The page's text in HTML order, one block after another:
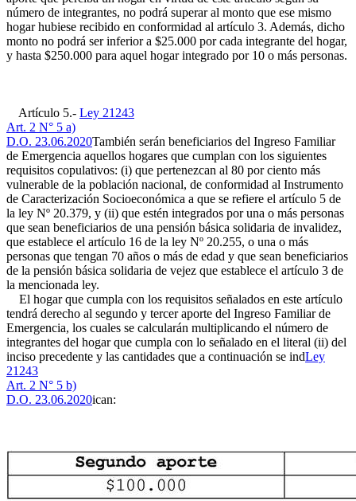
número de integrantes, no podrá superar al monto que ese mismo
hogar hubiese recibido en conformidad al artículo 3. Además, dicho
monto no podrá ser inferior a $25.000 por cada integrante del hogar,
y hasta $250.000 para aquel hogar integrado por 10 o más personas.
Artículo 5.- Ley 21243
Art. 2 N° 5 a)
D.O. 23.06.2020También serán beneficiarios del Ingreso Familiar
de Emergencia aquellos hogares que cumplan con los siguientes
requisitos copulativos: (i) que pertenezcan al 80 por ciento más
vulnerable de la población nacional, de conformidad al Instrumento
de Caracterización Socioeconómica a que se refiere el artículo 5 de
la ley Nº 20.379, y (ii) que estén integrados por una o más personas
que sean beneficiarios de una pensión básica solidaria de invalidez,
que establece el artículo 16 de la ley Nº 20.255, o una o más
personas que tengan 70 años o más de edad y que sean beneficiarios
de la pensión básica solidaria de vejez que establece el artículo 3 de
la mencionada ley.
El hogar que cumpla con los requisitos señalados en este artículo
tendrá derecho al segundo y tercer aporte del Ingreso Familiar de
Emergencia, los cuales se calcularán multiplicando el número de
integrantes del hogar que cumpla con lo señalado en el literal (ii) del
inciso precedente y las cantidades que a continuación se indLey
21243
Art. 2 N° 5 b)
D.O. 23.06.2020ican: